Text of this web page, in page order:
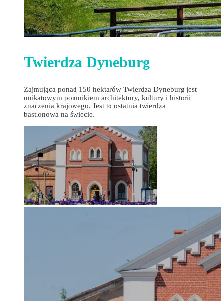
Twierdza Dyneburg
Zajmująca ponad 150 hektarów Twierdza Dyneburg jest
unikatowym pomnikiem architektury, kultury i historii
znaczenia krajowego. Jest to ostatnia twierdza
bastionowa na świecie.